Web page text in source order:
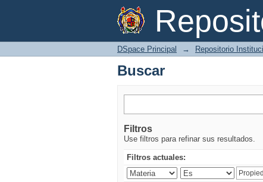
Buscar
DSpace Principal → Repositorio
Buscar
Filtros
Use filtros para refinar sus resultados.
Filtros actuales: